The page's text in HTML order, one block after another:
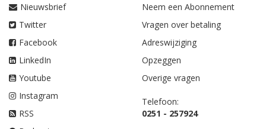
Nieuwsbrief
Twitter
Facebook
LinkedIn
Youtube
Instagram
RSS
Neem een Abonnement
Vragen over betaling
Adreswijziging
Opzeggen
Overige vragen
Telefoon:
0251 - 257924